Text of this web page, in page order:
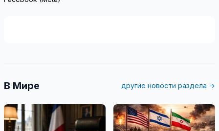
В Мире другие новости раздела →